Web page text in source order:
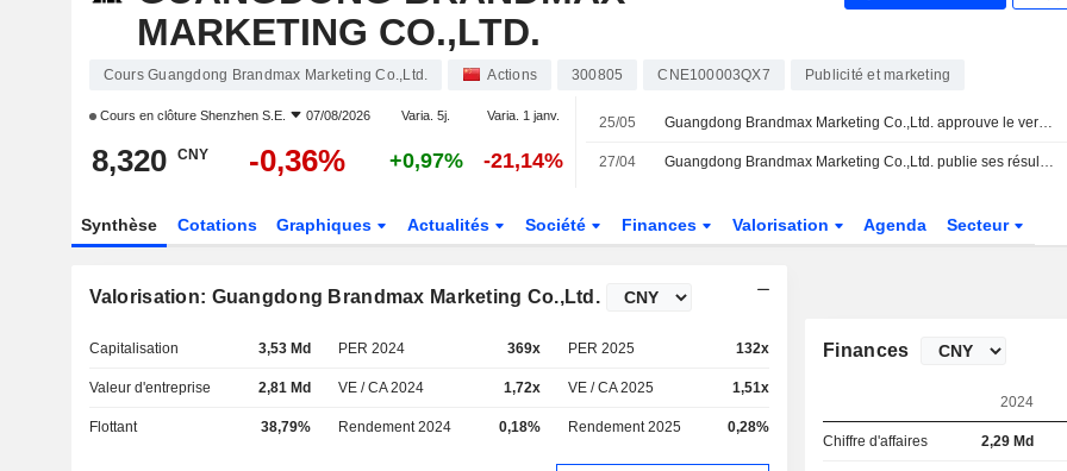
MARKETING CO.,LTD.
Cours Guangdong Brandmax Marketing Co.,Ltd. Actions 300805 CNE100003QX7 Publicité et marketing
Cours en clôture Shenzhen S.E. 07/08/2026 Varia. 5j. Varia. 1 janv.
8,320 CNY -0,36% +0,97% -21,14%
25/05 Guangdong Brandmax Marketing Co.,Ltd. approuve le versement d'un dividende en numéraire au titre de l'exercice 2025
27/04 Guangdong Brandmax Marketing Co.,Ltd. publie ses résultats pour le premier trimestre clos le 31 mars 2026
Synthèse Cotations Graphiques Actualités Société Finances Valorisation Agenda Secteur
Valorisation: Guangdong Brandmax Marketing Co.,Ltd.
Capitalisation 3,53 Md PER 2024 369x PER 2025 132x
Valeur d'entreprise 2,81 Md VE / CA 2024 1,72x VE / CA 2025 1,51x
Flottant 38,79% Rendement 2024 0,18% Rendement 2025 0,28%
Finances
2024
Chiffre d'affaires 2,29 Md